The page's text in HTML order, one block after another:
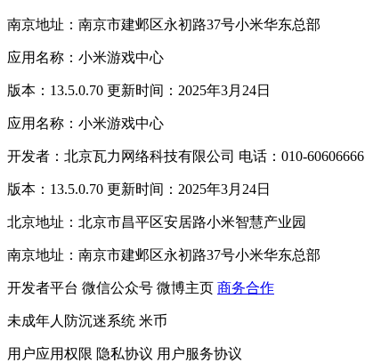
南京地址：南京市建邺区永初路37号小米华东总部
应用名称：小米游戏中心
版本：13.5.0.70 更新时间：2025年3月24日
应用名称：小米游戏中心
开发者：北京瓦力网络科技有限公司 电话：010-60606666
版本：13.5.0.70 更新时间：2025年3月24日
北京地址：北京市昌平区安居路小米智慧产业园
南京地址：南京市建邺区永初路37号小米华东总部
开发者平台 微信公众号 微博主页 商务合作
未成年人防沉迷系统 米币
用户应用权限 隐私协议 用户服务协议